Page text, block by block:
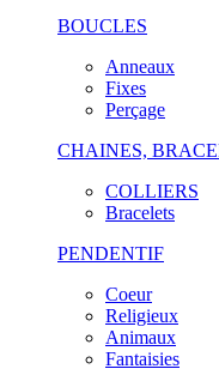
BOUCLES
Anneaux
Fixes
Perçage
CHAINES,
COLLIERS
Bracelets
PENDENTIF
Coeur
Religieux
Animaux
Fantaisies